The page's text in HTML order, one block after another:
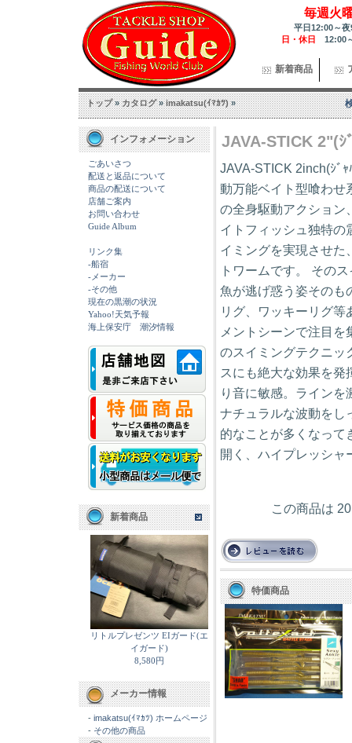
毎週火
平日12:00～
日・休日 12:00
新着商品
トップ»カタログ»imakatsu(ｲﾏｶﾂ)»
インフォメーション
ごあいさつ
配送と返品について
商品の配送について
店舗ご案内
お問い合わせ
Guide Album
リンク集
-船宿
-メーカー
-その他
現在の黒潮の状況
Yahoo!天気予報
海上保安庁 潮汐情報
新着商品
リトルプレゼンツ EIガード(エ
イガード)
8,580円
メーカー情報
- imakatsu(ｲﾏｶﾂ) ホームページ
- その他の商品
JAVA-STICK 2"(ｼ
JAVA-STICK 2inch(ｼﾞ
動万能ベイト型喰わせ
の全身駆動アクション
イトフィッシュ独特の
イミングを実現させた
トワームです。 その
魚が逃げ惑う姿そのも
リグ、ワッキーリグ
メントシーンで注目
のスイミングテクニッ
スにも絶大な効果を発
り音に敏感。ライン
ナチュラルな波動をし
的なことが多くなって
開く、ハイプレッシャ
この商品は
特価商品